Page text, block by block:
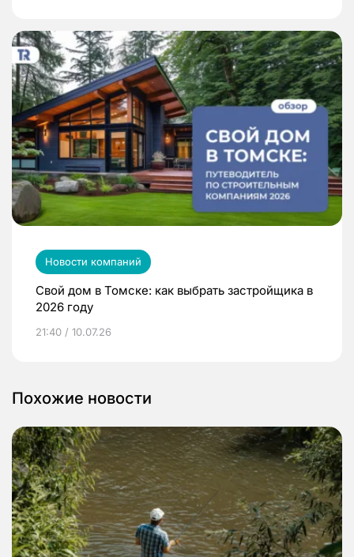
Новости компаний
Свой дом в Томске: как выбрать застройщика в
2026 году
21:40 / 10.07.26
Похожие новости